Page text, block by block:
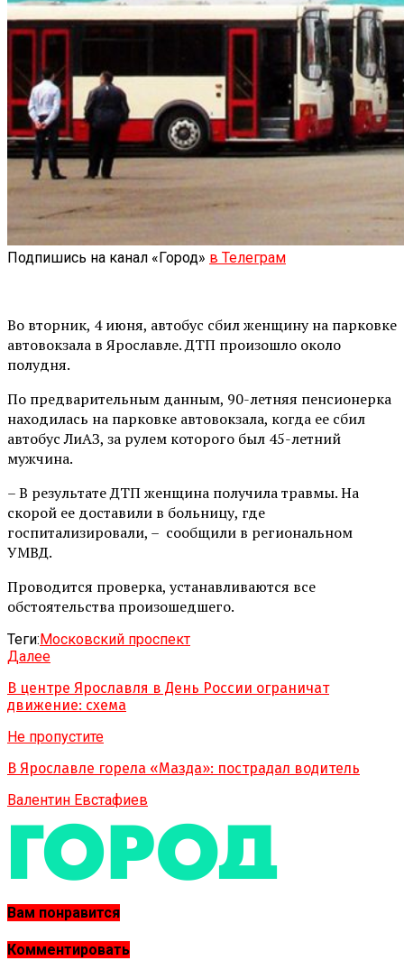
Подпишись на канал «Город» в Телеграм
Во вторник, 4 июня, автобус сбил женщину на парковке
автовокзала в Ярославле. ДТП произошло около
полудня.
По предварительным данным, 90-летняя пенсионерка
находилась на парковке автовокзала, когда ее сбил
автобус ЛиАЗ, за рулем которого был 45-летний
мужчина.
– В результате ДТП женщина получила травмы. На
скорой ее доставили в больницу, где
госпитализировали, – сообщили в региональном
УМВД.
Проводится проверка, устанавливаются все
обстоятельства произошедшего.
Теги:Московский проспект
Далее
В центре Ярославля в День России ограничат
движение: схема
Не пропустите
В Ярославле горела «Мазда»: пострадал водитель
Валентин Евстафиев
Вам понравится
Комментировать